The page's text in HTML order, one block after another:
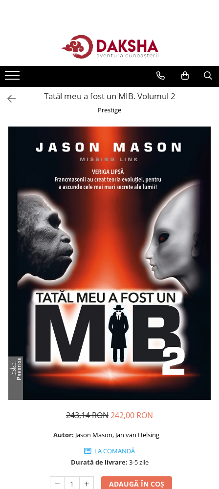
Seria Radu Cinamar
Seria Anton Parks
Seria David Icke
Dezvăluiri
Spiritualitate
Transformare spirituală
Psihologie
Dezvoltare personală
Astrologie
Știință
Seria Montauk
Mistere
Seria Chico Xavier
Seria Helena Blavatsky
Umor
Ficțiune
Viata după moarte
Non-dualitate
Relații de cuplu
Tatăl meu a fost un MIB. Volumul 2
Prestige
243,14 RON242,00 RON
Autor: Jason Mason, Jan van Helsing
LA COMANDĂ
Durată de livrare: 3-5 zile
ADAUGĂ ÎN COȘ